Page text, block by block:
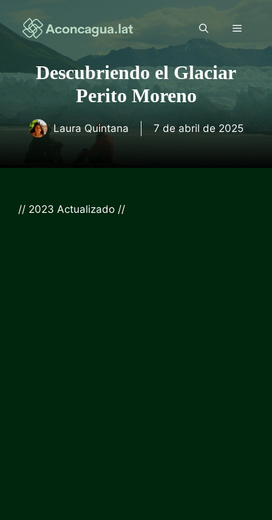
al
contenido
Menú
Descubriendo el Glaciar
Perito Moreno
Laura Quintana 7 de abril de 2025
// 2023 Actualizado //